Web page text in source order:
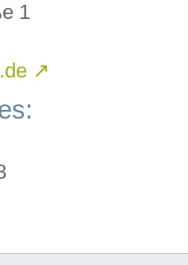
1
↗